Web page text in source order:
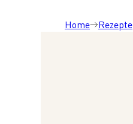
Home Rezepte